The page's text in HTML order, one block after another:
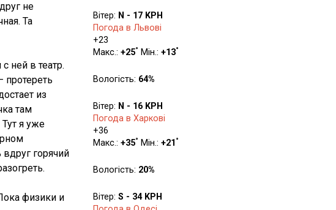
не
Та
ней в театр.
протереть
из
там
я уже
горячий
физики и
Вітер: N - 17 KPH
Погода в Львові
+23
Макс.: +25° Мін.: +13°
Вологість: 64%
Вітер: N - 16 KPH
Погода в Харкові
+36
Макс.: +35° Мін.: +21 °
Вологість: 20%
Вітер: S - 34 KPH